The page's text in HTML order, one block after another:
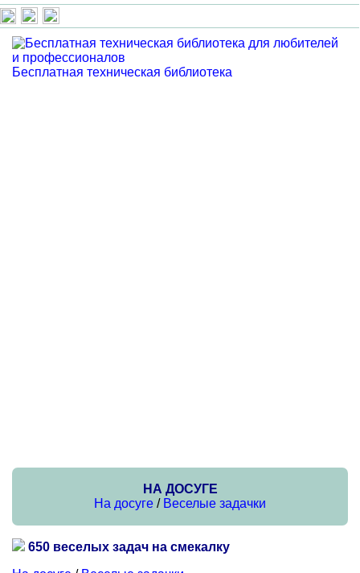
Бесплатная техническая библиотека
НА ДОСУГЕ
На досуге / Веселые задачки
650 веселых задач на смекалку